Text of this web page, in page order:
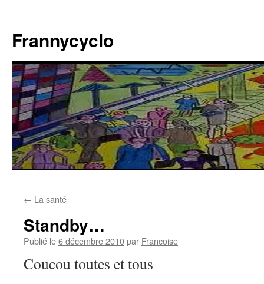
contenu
Frannycyclo
← La santé
Standby…
Publié le6 décembre 2010par Francoise
Coucou toutes et tous